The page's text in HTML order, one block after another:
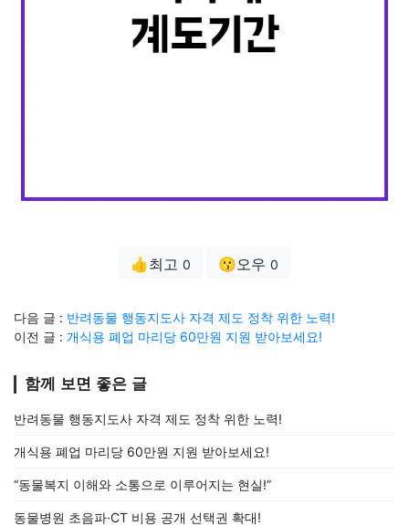
👍최고 0 😗오우 0
다음 글 : 반려동물 행동지도사 자격 제도 정착 위한 노력!
이전 글 : 개식용 폐업 마리당 60만원 지원 받아보세요!
함께 보면 좋은 글
반려동물 행동지도사 자격 제도 정착 위한 노력!
개식용 폐업 마리당 60만원 지원 받아보세요!
“동물복지 이해와 소통으로 이루어지는 현실!”
동물병원 초음파·CT 비용 공개 선택권 확대!